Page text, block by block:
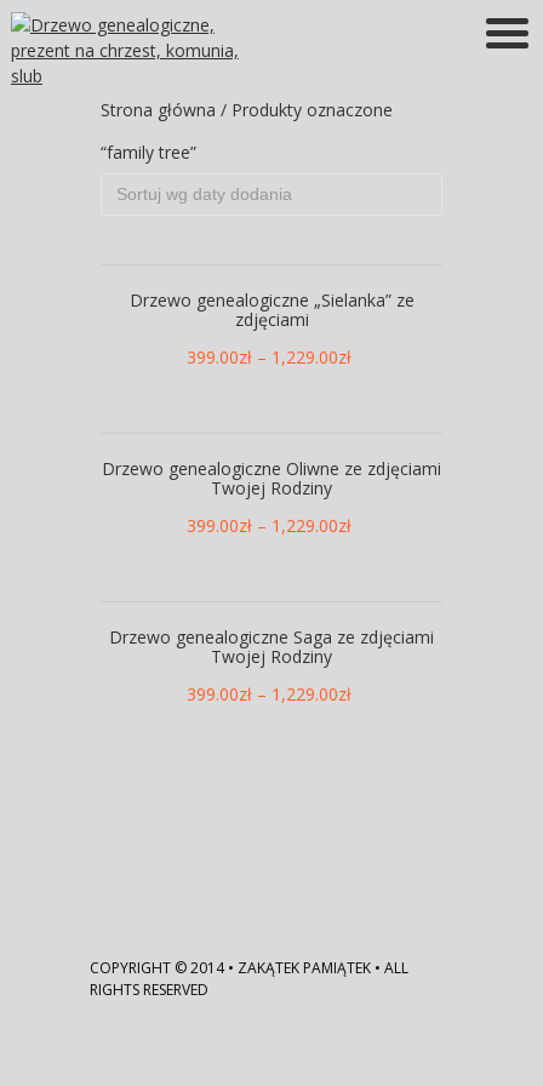
Strona główna / Produkty oznaczone
“family tree”
Drzewo genealogiczne „Sielanka” ze
zdjęciami
399.00zł– 1,229.00zł
Drzewo genealogiczne Oliwne ze zdjęciami
Twojej Rodziny
399.00zł– 1,229.00zł
Drzewo genealogiczne Saga ze zdjęciami
Twojej Rodziny
399.00zł– 1,229.00zł
COPYRIGHT © 2014 • ZAKĄTEK PAMIĄTEK • ALL
RIGHTS RESERVED